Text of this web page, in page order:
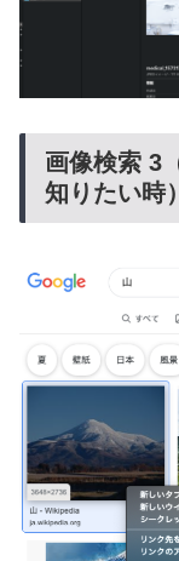
画像検索 3
知りたい時）